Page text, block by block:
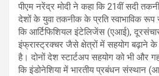
पीएम नरेंद्र मोदी ने कहा कि 21वीं सदी
देशों के युवा तकनीक के प्रति स्वाभाविक रूप
कि आर्टिफिशियल इंटेलिजेंस (एआई),
इंफ्रास्ट्रक्चर जैसे क्षेत्रों में सहयोग बढ़ाने के
है। दोनों देश स्टार्टअप सहयोग को भी और
कि इंडोनेशिया में भारतीय प्रबंधन संस्थान